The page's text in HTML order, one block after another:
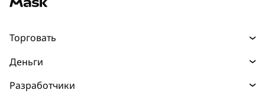
Торговать
Прогнозы
Деньги
Разработчики